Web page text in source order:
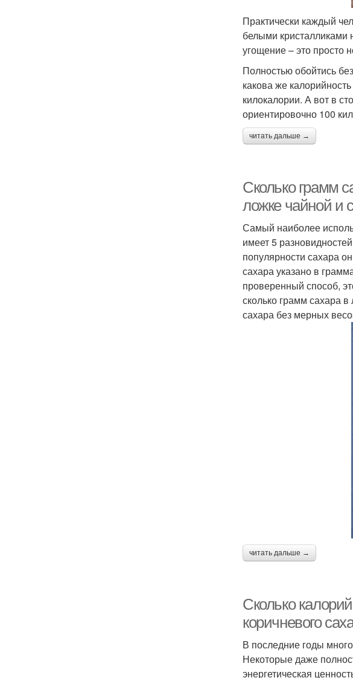
Практически каждый
белыми кристалликами
угощение – это просто
Полностью обойтись
какова же
килокалории. А вот в
ориентировочно 100
читать дальше →
Сколько грамм
ложке чайной и
Самый наиболее
имеет 5
популярности сахара
сахара указано в
проверенный способ,
сколько грамм сахара
сахара без мерных
читать дальше →
Сколько
коричневого
В последние годы
Некоторые даже
энергетическая